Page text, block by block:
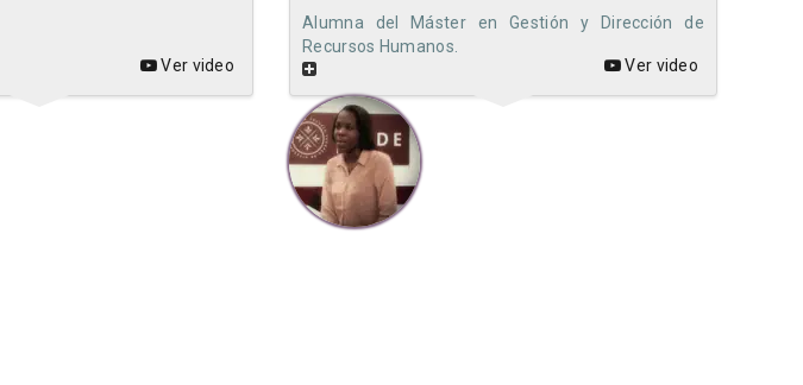
Ver video
Alumna del Máster en Gestión y Dirección de
Recursos Humanos.
Ver video